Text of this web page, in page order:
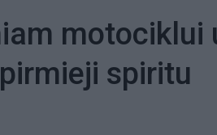
motociklui
spiritu